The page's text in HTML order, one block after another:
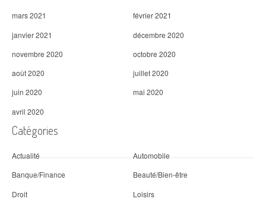
mars 2021
février 2021
janvier 2021
décembre 2020
novembre 2020
octobre 2020
août 2020
juillet 2020
juin 2020
mai 2020
avril 2020
Catégories
Actualité
Automobile
Banque/Finance
Beauté/Bien-être
Droit
Loisirs